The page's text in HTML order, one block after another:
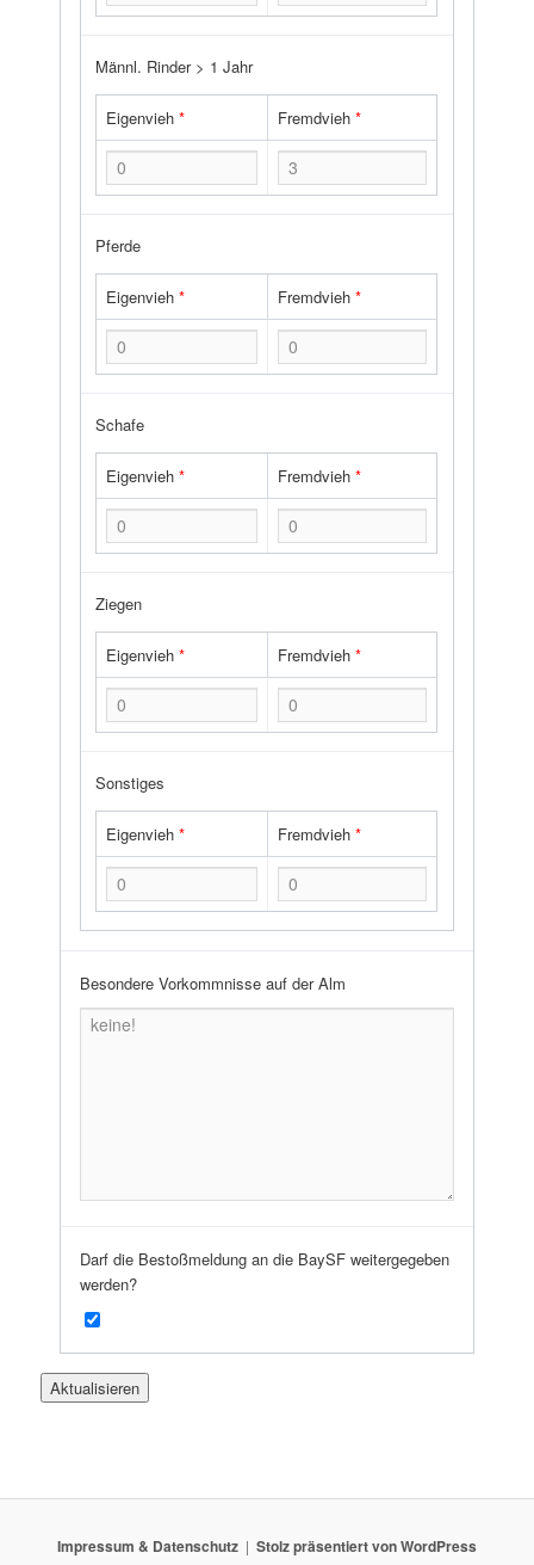
Männl. Rinder > 1 Jahr
Eigenvieh* Fremdvieh*
Pferde
Eigenvieh* Fremdvieh*
Schafe
Eigenvieh* Fremdvieh*
Ziegen
Eigenvieh* Fremdvieh*
Sonstiges
Eigenvieh* Fremdvieh*
Besondere Vorkommnisse auf der Alm
Darf die Bestoßmeldung an die BaySF weitergegeben
werden?
Impressum & Datenschutz Stolz präsentiert von WordPress